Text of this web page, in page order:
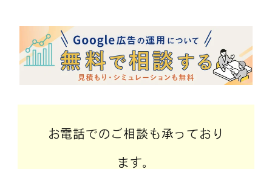
お電話でのご相談も承っており
ます。